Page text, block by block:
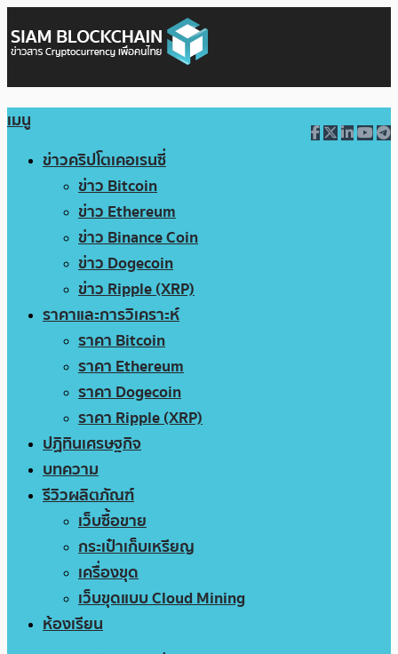
เมนู
ข่าวคริปโตเคอเรนซี่
ข่าว Bitcoin
ข่าว Ethereum
ข่าว Binance Coin
ข่าว Dogecoin
ข่าว Ripple (XRP)
ราคาและการวิเคราะห์
ราคา Bitcoin
ราคา Ethereum
ราคา Dogecoin
ราคา Ripple (XRP)
ปฏิทินเศรษฐกิจ
บทความ
รีวิวผลิตภัณฑ์
เว็บซื้อขาย
กระเป๋าเก็บเหรียญ
เครื่องขุด
เว็บขุดแบบ Cloud Mining
ห้องเรียน